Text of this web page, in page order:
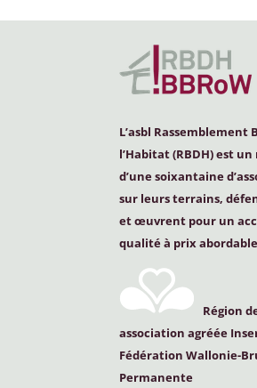
L’asbl
l’Habitat (RBDH) est
d’une soixantaine
sur leurs terrains,
et œuvrent pour un
qualité à prix
Région
association agréée
Fédération Wallonie-
Permanente